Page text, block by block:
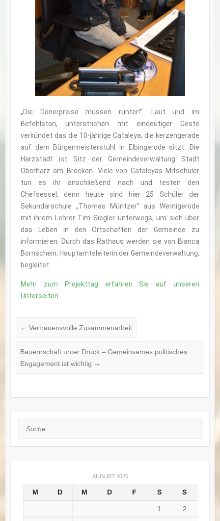
„Die Dönerpreise müssen runter!“. Laut und im
Befehlston, unterstrichen mit eindeutiger Geste
verkündet das die 10-jährige Cataleya, die kerzengerade
auf dem Bürgermeisterstuhl in Elbingerode sitzt. Die
Harzstadt ist Sitz der Gemeindeverwaltung Stadt
Oberharz am Brocken. Viele von Cataleyas Mitschüler
tun es ihr anschließend nach und testen den
Chefsessel, denn heute sind hier 25 Schüler der
Sekundarschule „Thomas Müntzer“ aus Wernigerode
mit ihrem Lehrer Tim Siegler unterwegs, um sich über
das Leben in den Ortschaften der Gemeinde zu
informieren. Durch das Rathaus werden sie von Bianca
Bornschein, Hauptamtsleiterin der Gemeindeverwaltung,
begleitet.
Mehr zum Projekttag erfahren Sie auf unseren
Unterseiten
← Vertrauensvolle Zusammenarbeit
Bauernschaft unter Druck – Gemeinsames politisches
Engagement ist wichtig →
Suche
AUGUST 2026
M D M D F S S
1 2